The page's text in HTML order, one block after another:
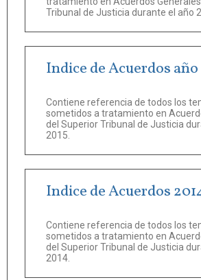
Tribunal de Justicia durante el año
Indice de Acuerdos año
Contiene referencia de todos los
sometidos a tratamiento en
del Superior Tribunal de Justicia
2015.
Indice de Acuerdos
Contiene referencia de todos los
sometidos a tratamiento en
del Superior Tribunal de Justicia
2014.